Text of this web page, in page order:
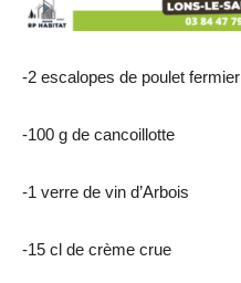
-2 escalopes de poulet fermier
-100 g de cancoillotte
-1 verre de vin d’Arbois
-15 cl de crème crue